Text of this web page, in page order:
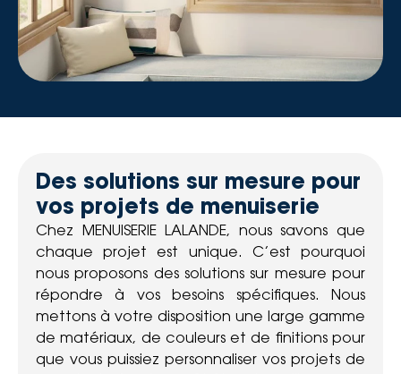
Des solutions sur mesure pour
vos projets de menuiserie
Chez MENUISERIE LALANDE, nous savons que
chaque projet est unique. C’est pourquoi
nous proposons des solutions sur mesure pour
répondre à vos besoins spécifiques. Nous
mettons à votre disposition une large gamme
de matériaux, de couleurs et de finitions pour
que vous puissiez personnaliser vos projets de